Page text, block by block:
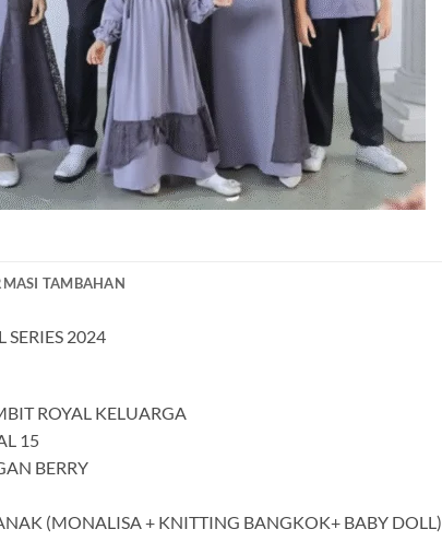
TAMBAHAN
SERIES 2024
ROYAL KELUARGA
15
BERRY
(MONALISA + KNITTING BANGKOK+ BABY DOLL)